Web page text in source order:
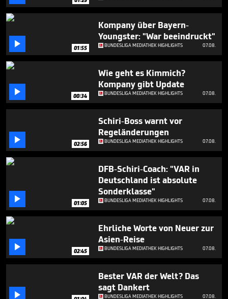
seconds
 01:55
Kompany über Bayern-
Youngster: "War beeindruckt"
BUNDESLIGA MEDIATHEK HIGHLIGHTS 07.08.
 00:34
Wie geht es Kimmich?
Kompany gibt Update
BUNDESLIGA MEDIATHEK HIGHLIGHTS 07.08.
 02:56
Schiri-Boss warnt vor
Regeländerungen
BUNDESLIGA MEDIATHEK HIGHLIGHTS 07.08.
 01:05
DFB-Schiri-Coach: "VAR in
Deutschland ist absolute
Sonderklasse"
BUNDESLIGA MEDIATHEK HIGHLIGHTS 07.08.
 02:45
Ehrliche Worte von Neuer zur
Asien-Reise
BUNDESLIGA MEDIATHEK HIGHLIGHTS 07.08.

Bester VAR der Welt? Das
sagt Dankert
BUNDESLIGA MEDIATHEK HIGHLIGHTS 07.08.